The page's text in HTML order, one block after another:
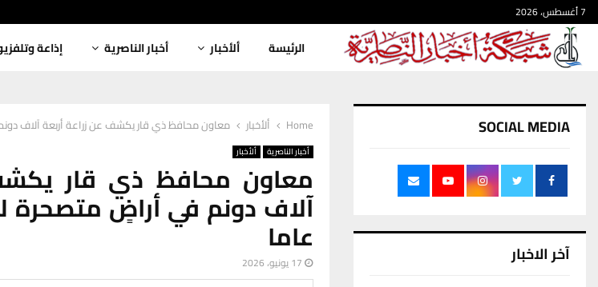
7 أغسطس، 2026
الرئيسة ألأخبار أخبار الناصرية إذاعة
Home ألأخبار معاون محافظ ذي قار يكشف عن زراعة أربعة آلاف
أخبار الناصرية ألأخبار
معاون محافظ ذي قار
آلاف دونم في أراضٍ متصحرة
عاما
17 يونيو، 2026
SOCIAL MEDIA
آخر الاخبار